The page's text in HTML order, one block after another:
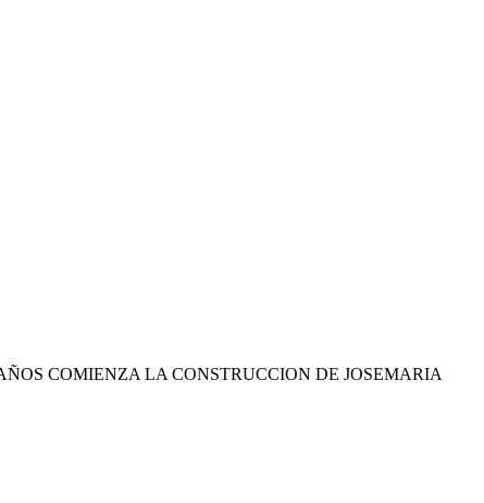
COMIENZA LA CONSTRUCCION DE JOSEMARIA